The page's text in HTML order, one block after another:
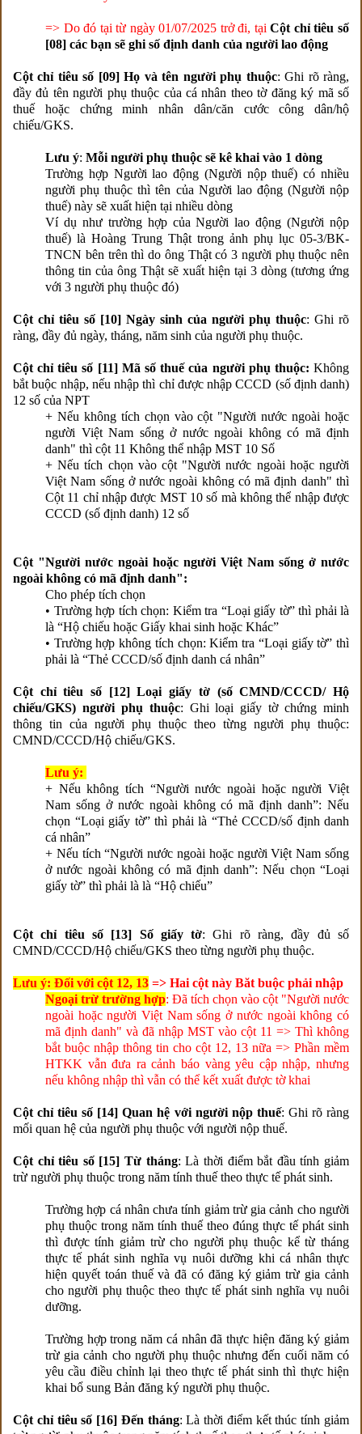
=> Do đó tại từ ngày 01/07/2025 trở đi, tạiCột chỉ tiêu số
[08] các bạn sẽ ghi số định danh của người lao động
Cột chỉ tiêu số [09] Họ và tên người phụ thuộc: Ghi rõ ràng,
đầy đủ tên người phụ thuộc của cá nhân theo tờ đăng ký mã số
thuế hoặc chứng minh nhân dân/căn cước công dân/hộ
chiếu/GKS.
Lưu ý: Mỗi người phụ thuộc sẽ kê khai vào 1 dòng
Trường hợp Người lao động (Người nộp thuế) có nhiều
người phụ thuộc thì tên của Người lao động (Người nộp
thuế) này sẽ xuất hiện tại nhiều dòng
Ví dụ như trường hợp củaNgười lao động (Người nộp
thuế) là Hoàng Trung Thật trong ảnh phụ lục 05-3/BK-
TNCN bên trên thì do ông Thật có 3 người phụ thuộc nên
thông tin của ông Thật sẽ xuất hiện tại 3 dòng (tương ứng
với 3 người phụ thuộc đó)
Cột chỉ tiêu số [10] Ngày sinh của người phụ thuộc: Ghi rõ
ràng, đầy đủ ngày, tháng, năm sinh của người phụ thuộc.
Cột chỉ tiêu số [11] Mã số thuế của người phụ thuộc: Không
bắt buộc nhập, nếu nhập thì chỉ được nhập CCCD (số định danh)
12 số của NPT
+ Nếu không tích chọn vào cột "Người nước ngoài hoặc
người Việt Nam sống ở nước ngoài không có mã định
danh" thì cột 11 Không thể nhập MST 10 Số
+ Nếu tích chọn vào cột "Người nước ngoài hoặc người
Việt Nam sống ở nước ngoài không có mã định danh" thì
Cột 11 chỉ nhập được MST 10 số mà không thể nhập được
CCCD (số định danh) 12 số
Cột "Người nước ngoài hoặc người Việt Nam sống ở nước
ngoài không có mã định danh":
Cho phép tích chọn
• Trường hợp tích chọn: Kiểm tra “Loại giấy tờ” thì phải là
là “Hộ chiếu hoặc Giấy khai sinh hoặc Khác”
• Trường hợp không tích chọn: Kiểm tra “Loại giấy tờ” thì
phải là “Thẻ CCCD/số định danh cá nhân”
Cột chỉ tiêu số [12] Loại giấy tờ (số CMND/CCCD/ Hộ
chiếu/GKS) người phụ thuộc: Ghi loại giấy tờ chứng minh
thông tin của người phụ thuộc theo từng người phụ thuộc:
CMND/CCCD/Hộ chiếu/GKS.
Lưu ý:
+ Nếu không tích “Người nước ngoài hoặc người Việt
Nam sống ở nước ngoài không có mã định danh”: Nếu
chọn “Loại giấy tờ” thì phải là “Thẻ CCCD/số định danh
cá nhân”
+ Nếu tích “Người nước ngoài hoặc người Việt Nam sống
ở nước ngoài không có mã định danh”: Nếu chọn “Loại
giấy tờ” thì phải là là “Hộ chiếu”
Cột chỉ tiêu số [13] Số giấy tờ: Ghi rõ ràng, đầy đủ số
CMND/CCCD/Hộ chiếu/GKS theo từng người phụ thuộc.
Lưu ý: Đối với cột 12, 13 => Hai cột này Băt buộc phải nhập
Ngoại trừ trường hợp: Đã tích chọn vào cột "Người nước
ngoài hoặc người Việt Nam sống ở nước ngoài không có
mã định danh" và đã nhập MST vào cột 11 => Thì không
bắt buộc nhập thông tin cho cột 12, 13 nữa => Phần mềm
HTKK vẫn đưa ra cảnh báo vàng yêu cập nhập, nhưng
nếu không nhập thì vẫn có thể kết xuất được tờ khai
Cột chỉ tiêu số [14] Quan hệ với người nộp thuế: Ghi rõ ràng
mối quan hệ của người phụ thuộc với người nộp thuế.
Cột chỉ tiêu số [15] Từ tháng: Là thời điểm bắt đầu tính giảm
trừ người phụ thuộc trong năm tính thuế theo thực tế phát sinh.
Trường hợp cá nhân chưa tính giảm trừ gia cảnh cho người
phụ thuộc trong năm tính thuế theo đúng thực tế phát sinh
thì được tính giảm trừ cho người phụ thuộc kể từ tháng
thực tế phát sinh nghĩa vụ nuôi dưỡng khi cá nhân thực
hiện quyết toán thuế và đã có đăng ký giảm trừ gia cảnh
cho người phụ thuộc theo thực tế phát sinh nghĩa vụ nuôi
dưỡng.
Trường hợp trong năm cá nhân đã thực hiện đăng ký giảm
trừ gia cảnh cho người phụ thuộc nhưng đến cuối năm có
yêu cầu điều chỉnh lại theo thực tế phát sinh thì thực hiện
khai bổ sung Bản đăng ký người phụ thuộc.
Cột chỉ tiêu số [16] Đến tháng: Là thời điểm kết thúc tính giảm